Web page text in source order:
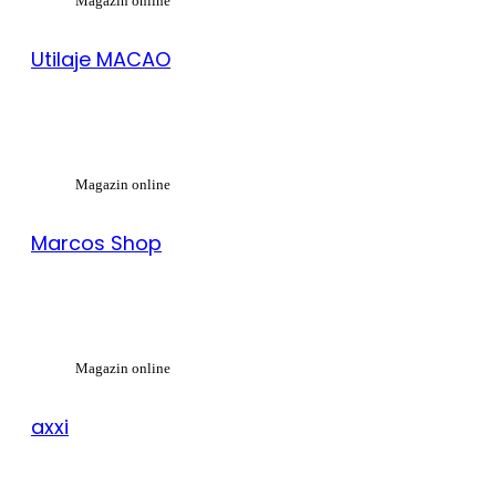
Utilaje MACAO
Magazin online
Marcos Shop
Magazin online
axxi